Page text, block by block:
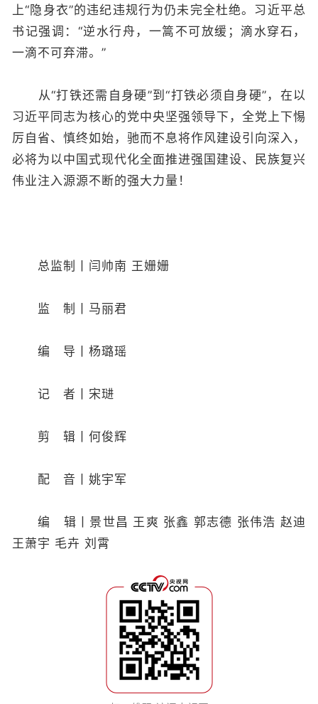
上“隐身衣”的违纪违规行为仍未完全杜绝。习近平总
书记强调：“逆水行舟，一篙不可放缓；滴水穿石，
一滴不可弃滞。”
从“打铁还需自身硬”到“打铁必须自身硬”，在以
习近平同志为核心的党中央坚强领导下，全党上下惕
厉自省、慎终如始，驰而不息将作风建设引向深入，
必将为以中国式现代化全面推进强国建设、民族复兴
伟业注入源源不断的强大力量！
总监制丨闫帅南 王姗姗
监 制丨马丽君
编 导丨杨璐瑶
记 者丨宋琎
剪 辑丨何俊辉
配 音丨姚宇军
编 辑丨景世昌 王爽 张鑫 郭志德 张伟浩 赵迪
王萧宇 毛卉 刘霄